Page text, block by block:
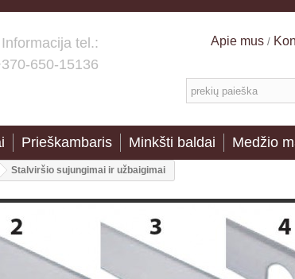
Informacija tel.:
650-15136
Apie mus /
Prieškambaris Minkšti baldai Medžio
Stalviršio sujungimai ir užbaigimai